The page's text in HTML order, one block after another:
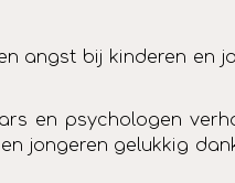
angst bij kinderen en
en psychologen
jongeren gelukkig